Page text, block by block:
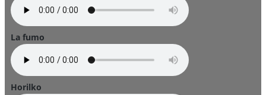
La fumo
Horilko